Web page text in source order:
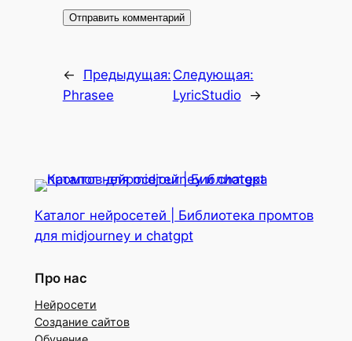
←
Предыдущая:
Phrasee
Следующая:
LyricStudio
→
Каталог нейросетей | Библиотека промтов
для midjourney и chatgpt
Про нас
Нейросети
Создание сайтов